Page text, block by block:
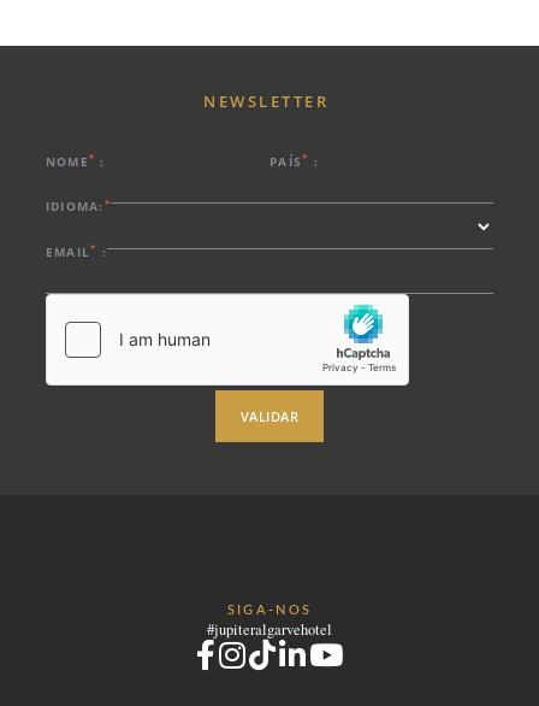
NOME * : PAÍS* :
IDIOMA: *
EMAIL* :
VALIDAR
NEWSLETTER
SIGA-NOS
#jupiteralgarvehotel